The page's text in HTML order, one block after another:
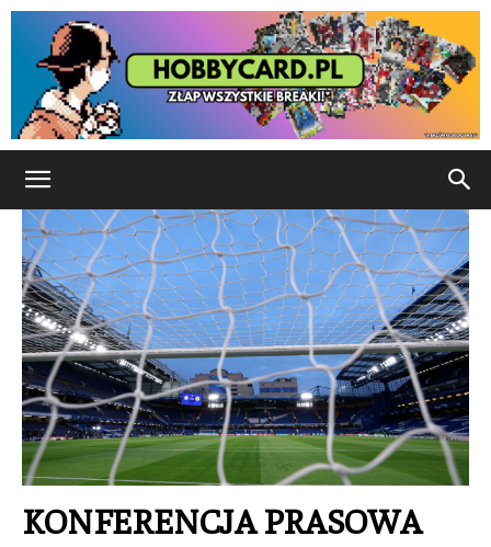
KONFERENCJA PRASOWA